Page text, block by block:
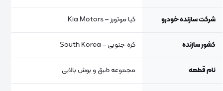
شرکت سازنده خودرو کیا موتورز – Kia Motors
کشور سازنده کره جنوبی – South Korea
نام قطعه مجموعه طبق و بوش بالایی